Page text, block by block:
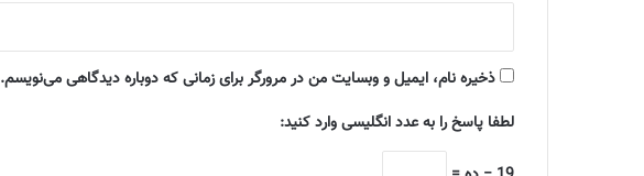
ذخیره نام، ایمیل و وبسایت من در مرورگر برای زمانی که دوباره دیدگاهی می‌نویسم.
لطفا پاسخ را به عدد انگلیسی وارد کنید: